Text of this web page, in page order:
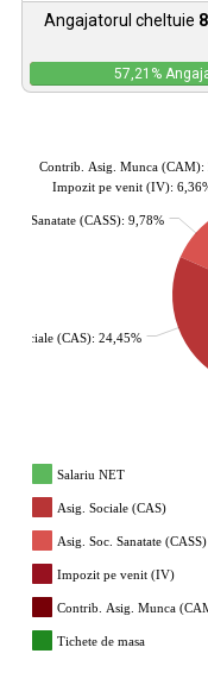
Angajatorul cheltuie
57,21 %
Sociale (CAS): 24,45%
Sanatate (CASS): 9,78%
Impozit pe venit (IV):
Contrib. Asig. Munca (CAM):
Salariu NET
Asig. Sociale (CAS)
Asig. Soc. Sanatate (CASS)
Impozit pe venit (IV)
Contrib. Asig. Munca
Tichete de masa